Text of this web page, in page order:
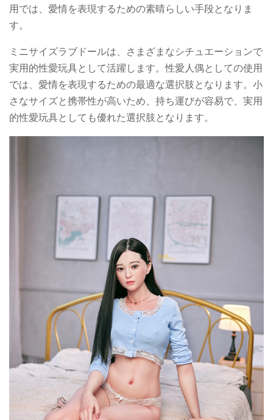
用では、愛情を表現するための素晴らしい手段となりま
す。
ミニサイズラブドールは、さまざまなシチュエーションで
実用的性愛玩具として活躍します。性愛人偶としての使用
では、愛情を表現するための最適な選択肢となります。小
さなサイズと携帯性が高いため、持ち運びが容易で、実用
的性愛玩具としても優れた選択肢となります。